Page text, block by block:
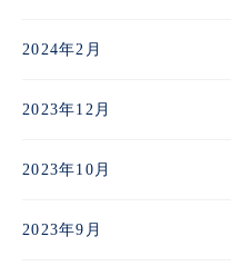
2024年2月
2023年12月
2023年10月
2023年9月